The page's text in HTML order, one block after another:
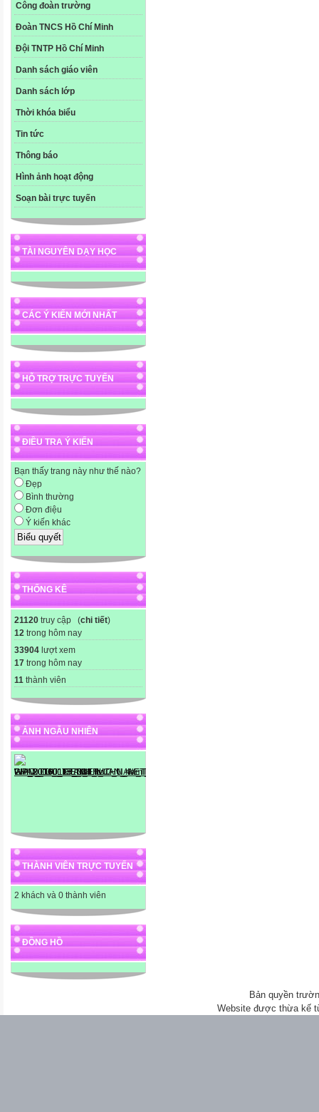
Công đoàn trường
Đoàn TNCS Hồ Chí Minh
Đội TNTP Hồ Chí Minh
Danh sách giáo viên
Danh sách lớp
Thời khóa biểu
Tin tức
Thông báo
Hình ảnh hoạt động
Soạn bài trực tuyến
TÀI NGUYÊN DẠY HỌC
CÁC Ý KIẾN MỚI NHẤT
HỖ TRỢ TRỰC TUYẾN
ĐIỀU TRA Ý KIẾN
Bạn thấy trang này như thế nào?
Đẹp
Bình thường
Đơn điệu
Ý kiến khác
THỐNG KÊ
21120 truy cập (chi tiết)
12 trong hôm nay
33904 lượt xem
17 trong hôm nay
11 thành viên
ẢNH NGẪU NHIÊN
THÀNH VIÊN TRỰC TUYẾN
2 khách và 0 thành viên
ĐỒNG HỒ
Bản quyền
Website được thừa kế